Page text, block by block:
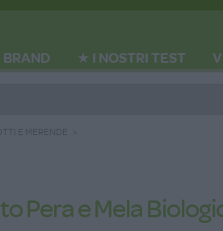
BRAND ★ I NOSTRI TEST
E MERENDE
Pera e Mela